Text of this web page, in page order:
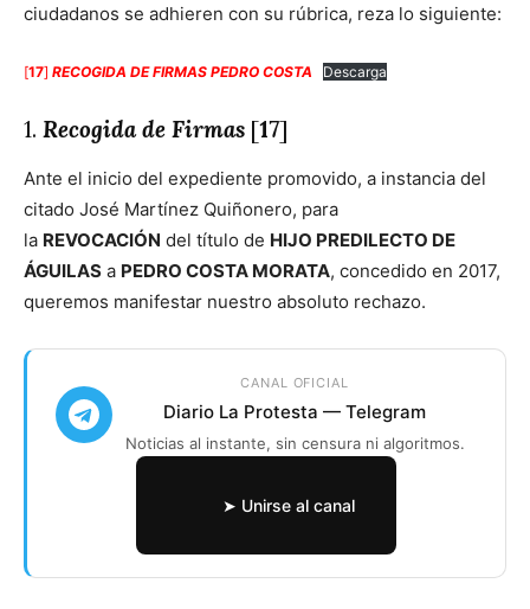
ciudadanos se adhieren con su rúbrica, reza lo siguiente:
[17] RECOGIDA DE FIRMAS PEDRO COSTA Descarga
1. Recogida de Firmas [17]
Ante el inicio del expediente promovido, a instancia del
citado José Martínez Quiñonero, para
la REVOCACIÓN del título de HIJO PREDILECTO DE
ÁGUILAS a PEDRO COSTA MORATA, concedido en 2017,
queremos manifestar nuestro absoluto rechazo.
CANAL OFICIAL
Diario La Protesta — Telegram
Noticias al instante, sin censura ni algoritmos.
➤ Unirse al canal